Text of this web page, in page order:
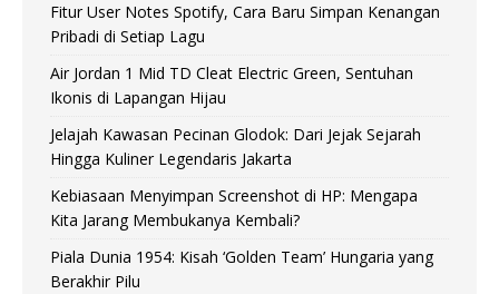
Fitur User Notes Spotify, Cara Baru Simpan Kenangan
Pribadi di Setiap Lagu
Air Jordan 1 Mid TD Cleat Electric Green, Sentuhan
Ikonis di Lapangan Hijau
Jelajah Kawasan Pecinan Glodok: Dari Jejak Sejarah
Hingga Kuliner Legendaris Jakarta
Kebiasaan Menyimpan Screenshot di HP: Mengapa
Kita Jarang Membukanya Kembali?
Piala Dunia 1954: Kisah ‘Golden Team’ Hungaria yang
Berakhir Pilu